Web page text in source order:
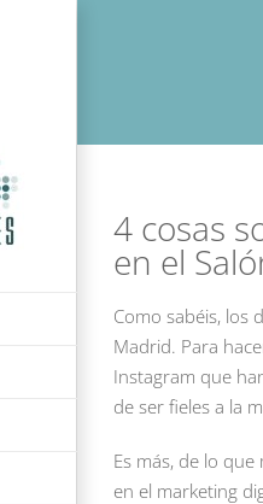
4 cosas
en el
Como sabéis, los
Madrid. Para
Instagram que
de ser fieles a la
Es más, de lo
en el marketing